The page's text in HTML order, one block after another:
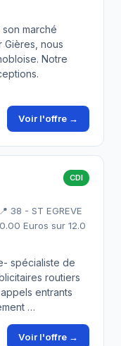
marché
Gières, nous
Notre
Voir l'offre →
CDI
📍 38 - ST EGREVE
Euros sur 12.0
spécialiste de
routiers
entrants
…
Voir l'offre →